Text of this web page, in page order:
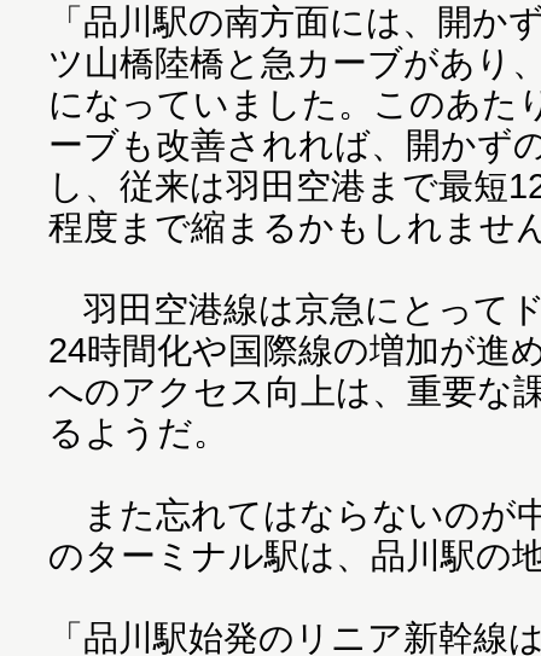
「品川駅の南方面には、開か
ツ山橋陸橋と急カーブがあり
になっていました。このあた
ーブも改善されれば、開かず
し、従来は羽田空港まで最短
程度まで縮まるかもしれませ
羽田空港線は京急にとって
24時間化や国際線の増加が進
へのアクセス向上は、重要な
るようだ。
また忘れてはならないのが
のターミナル駅は、品川駅の
「品川駅始発のリニア新幹線